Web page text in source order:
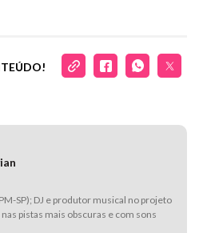
SP); DJ e produtor musical no projeto
pistas mais obscuras e com sons